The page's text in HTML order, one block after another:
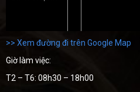
>> Xem đường đi trên Google Map
Giờ làm việc:
T2 – T6: 08h30 – 18h00